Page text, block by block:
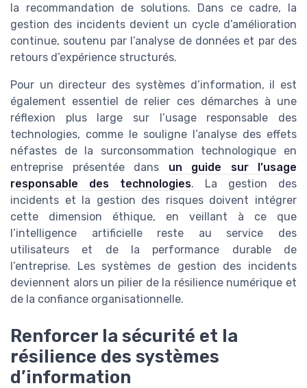
la recommandation de solutions. Dans ce cadre, la
gestion des incidents devient un cycle d’amélioration
continue, soutenu par l’analyse de données et par des
retours d’expérience structurés.
Pour un directeur des systèmes d’information, il est
également essentiel de relier ces démarches à une
réflexion plus large sur l’usage responsable des
technologies, comme le souligne l’analyse des effets
néfastes de la surconsommation technologique en
entreprise présentée dans un guide sur l’usage
responsable des technologies. La gestion des
incidents et la gestion des risques doivent intégrer
cette dimension éthique, en veillant à ce que
l’intelligence artificielle reste au service des
utilisateurs et de la performance durable de
l’entreprise. Les systèmes de gestion des incidents
deviennent alors un pilier de la résilience numérique et
de la confiance organisationnelle.
Renforcer la sécurité et la
résilience des systèmes
d’information